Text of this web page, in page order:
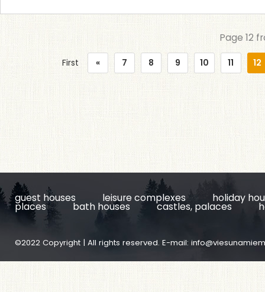
Page 12
First « 7 8 9 10 11 12
guest houses leisure complexes holiday
places bath houses castles, palaces
©2022 Copyright | All rights reserved. E-mail: